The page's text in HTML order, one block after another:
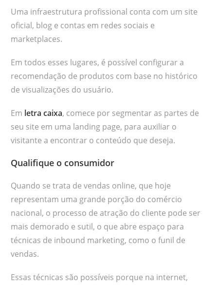
Uma infraestrutura profissional conta com um site
oficial, blog e contas em redes sociais e
marketplaces.
Em todos esses lugares, é possível configurar a
recomendação de produtos com base no histórico
de visualizações do usuário.
Em letra caixa, comece por segmentar as partes de
seu site em uma landing page, para auxiliar o
visitante a encontrar o conteúdo que deseja.
Qualifique o consumidor
Quando se trata de vendas online, que hoje
representam uma grande porção do comércio
nacional, o processo de atração do cliente pode ser
mais demorado e sutil, o que abre espaço para
técnicas de inbound marketing, como o funil de
vendas.
Essas técnicas são possíveis porque na internet,